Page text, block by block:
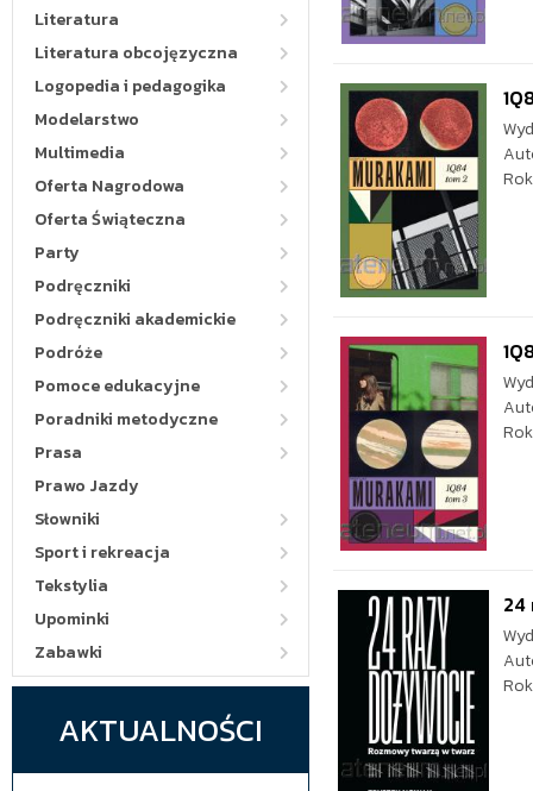
Literatura
Literatura obcojęzyczna
Logopedia i pedagogika
Modelarstwo
Multimedia
Oferta Nagrodowa
Oferta Świąteczna
Party
Podręczniki
Podręczniki akademickie
Podróże
Pomoce edukacyjne
Poradniki metodyczne
Prasa
Prawo Jazdy
Słowniki
Sport i rekreacja
Tekstylia
Upominki
Zabawki
AKTUALNOŚCI
24